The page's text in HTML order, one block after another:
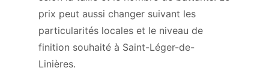
prix peut aussi changer suivant les
particularités locales et le niveau de
finition souhaité à Saint-Léger-de-
Linières.